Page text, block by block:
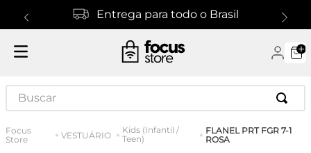
Entrega para todo o Brasil
Buscar
VESTUÁRIO
Kids (Infantil /
Teen)
FLANEL PRT FGR 7-1
ROSA